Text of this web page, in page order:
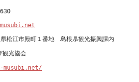
musubi.net/